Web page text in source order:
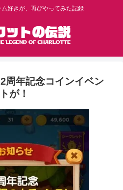
好きが、再びやってみた記録
周年記念コインイベン
が！